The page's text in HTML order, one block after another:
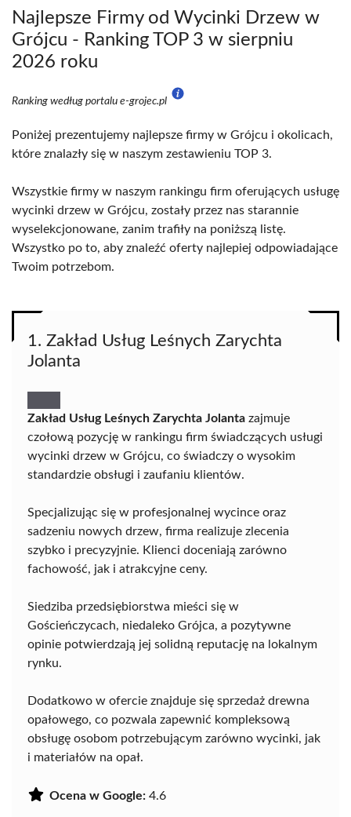
Najlepsze Firmy od Wycinki Drzew w
Grójcu - Ranking TOP 3 w sierpniu
2026 roku
Ranking według portalu e-grojec.pl
Poniżej prezentujemy najlepsze firmy w Grójcu i okolicach,
które znalazły się w naszym zestawieniu TOP 3.
Wszystkie firmy w naszym rankingu firm oferujących usługę
wycinki drzew w Grójcu, zostały przez nas starannie
wyselekcjonowane, zanim trafiły na poniższą listę.
Wszystko po to, aby znaleźć oferty najlepiej odpowiadające
Twoim potrzebom.
1. Zakład Usług Leśnych Zarychta
Jolanta
Zakład Usług Leśnych Zarychta Jolanta zajmuje
czołową pozycję w rankingu firm świadczących usługi
wycinki drzew w Grójcu, co świadczy o wysokim
standardzie obsługi i zaufaniu klientów.
Specjalizując się w profesjonalnej wycince oraz
sadzeniu nowych drzew, firma realizuje zlecenia
szybko i precyzyjnie. Klienci doceniają zarówno
fachowość, jak i atrakcyjne ceny.
Siedziba przedsiębiorstwa mieści się w
Gościeńczycach, niedaleko Grójca, a pozytywne
opinie potwierdzają jej solidną reputację na lokalnym
rynku.
Dodatkowo w ofercie znajduje się sprzedaż drewna
opałowego, co pozwala zapewnić kompleksową
obsługę osobom potrzebującym zarówno wycinki, jak
i materiałów na opał.
Ocena w Google: 4.6